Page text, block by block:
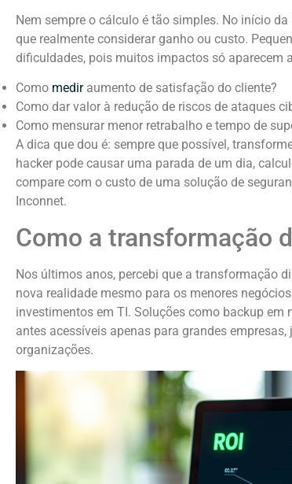
Nem sempre o cálculo é tão simples. No início
que realmente considerar ganho ou custo.
dificuldades, pois muitos impactos só aparecem
Como mediraumento de satisfação do cliente?
Como dar valor à redução de riscos de ataques
Como mensurar menor retrabalho e tempo de
A dica que dou é: sempre que possível,
hacker pode causar uma parada de um dia,
compare com o custo de uma solução de
Inconnet.
Como a transformação
Nos últimos anos, percebi que a transformação
nova realidade mesmo para os menores
investimentos em TI. Soluções como backup em
antes acessíveis apenas para grandes
organizações.